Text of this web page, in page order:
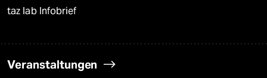
taz lab Infobrief
Veranstaltungen